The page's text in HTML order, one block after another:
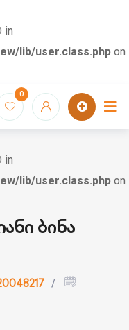
in
lib/user.class.php on
0
in
lib/user.class.php on
ბინა